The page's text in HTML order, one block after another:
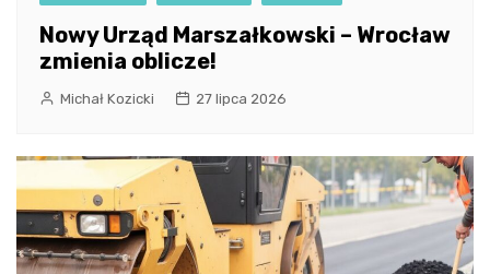
Nowy Urząd Marszałkowski – Wrocław
zmienia oblicze!
Michał Kozicki 27 lipca 2026